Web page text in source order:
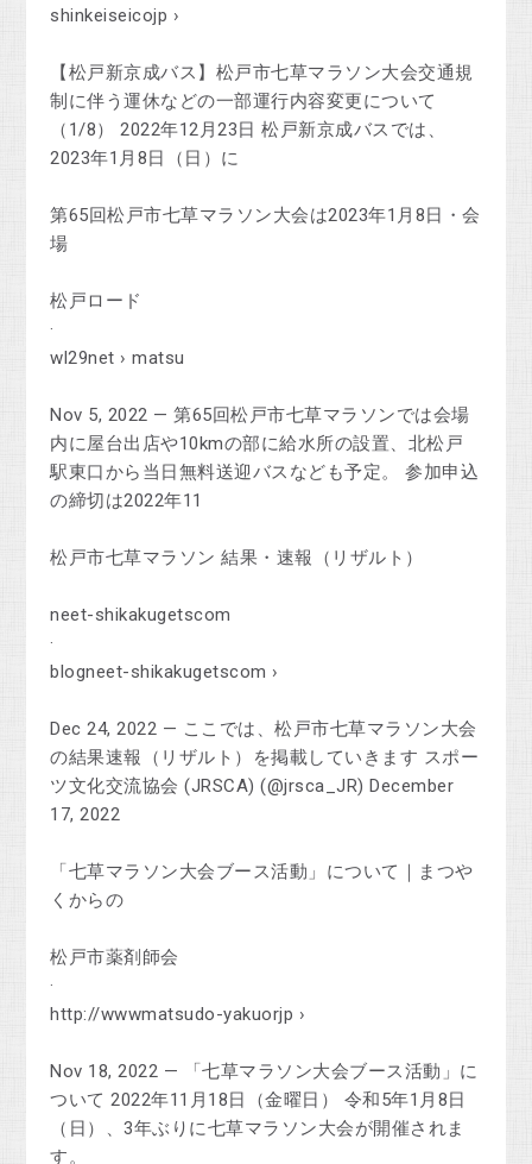
shinkeiseicojp ›
【松戸新京成バス】松戸市七草マラソン大会交通規
制に伴う運休などの一部運行内容変更について
（1/8） 2022年12月23日 松戸新京成バスでは、
2023年1月8日（日）に
第65回松戸市七草マラソン大会は2023年1月8日・会
場
松戸ロード
·
wl29net › matsu
Nov 5, 2022 — 第65回松戸市七草マラソンでは会場
内に屋台出店や10kmの部に給水所の設置、北松戸
駅東口から当日無料送迎バスなども予定。 参加申込
の締切は2022年11
松戸市七草マラソン 結果・速報（リザルト）
neet-shikakugetscom
·
blogneet-shikakugetscom ›
Dec 24, 2022 — ここでは、松戸市七草マラソン大会
の結果速報（リザルト）を掲載していきます スポー
ツ文化交流協会 (JRSCA) (@jrsca_JR) December
17, 2022
「七草マラソン大会ブース活動」について｜まつや
くからの
松戸市薬剤師会
·
http://wwwmatsudo-yakuorjp ›
Nov 18, 2022 — 「七草マラソン大会ブース活動」に
ついて 2022年11月18日（金曜日） 令和5年1月8日
（日）、3年ぶりに七草マラソン大会が開催されま
す。